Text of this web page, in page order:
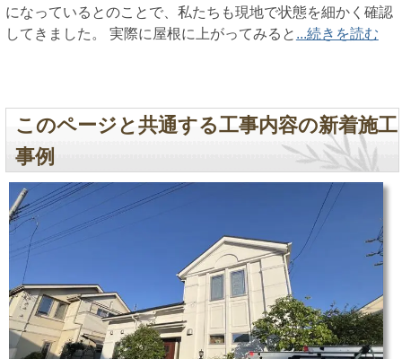
になっているとのことで、私たちも現地で状態を細かく確認
してきました。 実際に屋根に上がってみると ...続きを読む
このページと共通する工事内容の新着施工
事例